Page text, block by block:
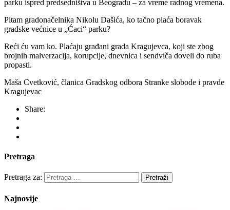
parku ispred predsedništva u Beogradu – za vreme radnog vremena.
Pitam gradonačelnika Nikolu Dašića, ko tačno plaća boravak
gradske većnice u „Ćaci“ parku?
Reći ću vam ko. Plaćaju građani grada Kragujevca, koji ste zbog
brojnih malverzacija, korupcije, dnevnica i sendviča doveli do ruba
propasti.
Maša Cvetković, članica Gradskog odbora Stranke slobode i pravde
Kragujevac
Share:
Pretraga
Pretraga za:
Najnovije